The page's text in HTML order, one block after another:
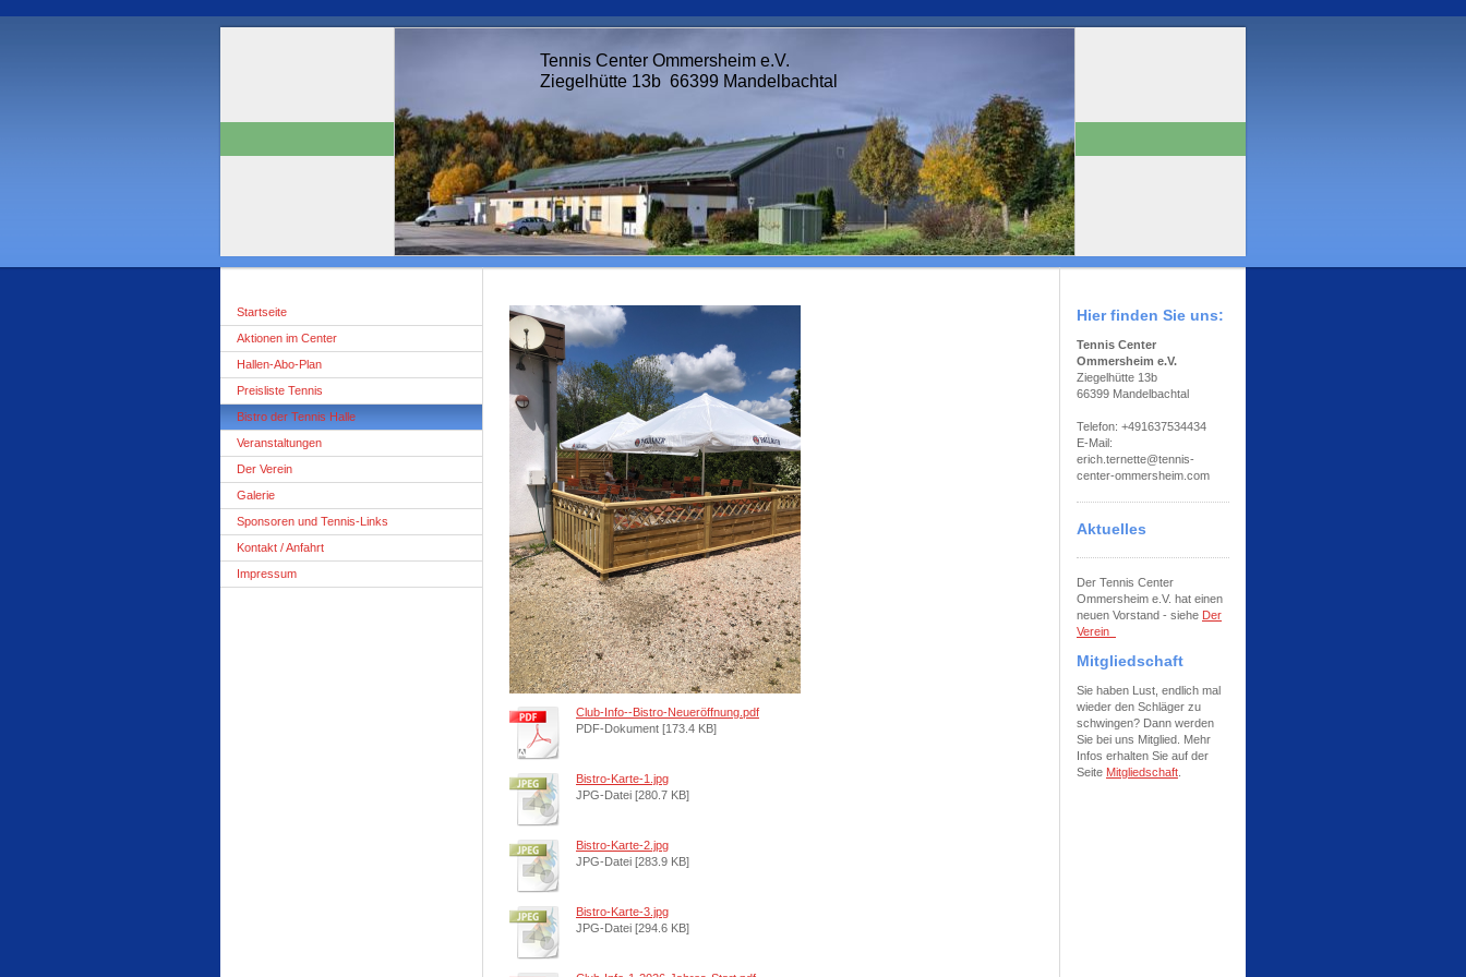
Tennis Center Ommersheim e.V.
Ziegelhütte 13b 66399 Mandelbachtal
Startseite
Aktionen im Center
Hallen-Abo-Plan
Preisliste Tennis
Bistro der Tennis Halle
Veranstaltungen
Der Verein
Galerie
Sponsoren und Tennis-Links
Kontakt / Anfahrt
Impressum
Club-Info--Bistro-Neueröffnung.pdf
PDF-Dokument [173.4 KB]
Bistro-Karte-1.jpg
JPG-Datei [280.7 KB]
Bistro-Karte-2.jpg
JPG-Datei [283.9 KB]
Bistro-Karte-3.jpg
JPG-Datei [294.6 KB]
Hier finden Sie uns:
Tennis Center
Ommersheim e.V.
Ziegelhütte 13b
66399 Mandelbachtal
Telefon: +491637534434
E-Mail:
erich.ternette@tennis-
center-ommersheim.com
Aktuelles
Der Tennis Center
Ommersheim e.V. hat einen
neuen Vorstand - siehe Der
Verein
Mitgliedschaft
Sie haben Lust, endlich mal
wieder den Schläger zu
schwingen? Dann werden
Sie bei uns Mitglied. Mehr
Infos erhalten Sie auf der
Seite Mitgliedschaft